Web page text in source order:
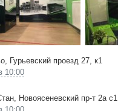
, Гурьевский проезд 27, к1
10:00
, Новоясеневский пр-т 2а с1